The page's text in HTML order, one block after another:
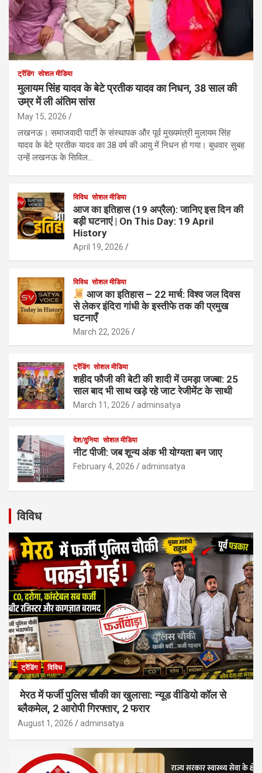
ट्रेंडिंग सोशल मीडिया
मुलायम सिंह यादव के बेटे प्रतीक यादव का निधन, 38 साल की
उम्र में ली अंतिम सांस
May 15, 2026
लखनऊ। समाजवादी पार्टी के संस्थापक और पूर्व मुख्यमंत्री मुलायम सिंह
यादव के बेटे प्रतीक यादव का 38 वर्ष की आयु में निधन हो गया। बुधवार सुबह
उन्हें लखनऊ के सिविल…
विविध सोशल मीडिया
आज का इतिहास (19 अप्रैल): जानिए इस दिन की
बड़ी घटनाएं | On This Day: 19 April
History
April 19, 2026
विविध सोशल मीडिया
आज का इतिहास – 22 मार्च: विश्व जल दिवस
से लेकर इंदिरा गांधी के इस्तीफे तक की प्रमुख
घटनाएँ
March 22, 2026
ट्रेंडिंग सोशल मीडिया
शहीद फौजी की बेटी की शादी में उमड़ा जज्बा: 25
साल बाद भी साथ खड़े रहे जाट रेजीमेंट के साथी
March 11, 2026 adminsatya
देश/दुनिया सोशल मीडिया
नीट पीजी: जब शून्य अंक भी योग्यता बन जाए
February 4, 2026 adminsatya
विविध
ट्रेंडिंग विविध
मेरठ में फर्जी पुलिस चौकी का खुलासा: न्यूड वीडियो कॉल से
ब्लैकमेल, 2 आरोपी गिरफ्तार, 2 फरार
August 1, 2026 adminsatya